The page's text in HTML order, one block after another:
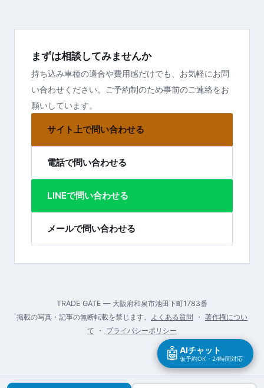
まずは相談してみませんか
持ち込み車種の適合や費用感だけでも、お気軽にお問
い合わせください。ご予約制のため事前のご連絡をお
願いしています。
サイト上で問い合わせる
電話で問い合わせる
LINEで問い合わせる
メールで問い合わせる
TRADE GATE — 大阪府和泉市池田下町1783番
掲載の写真・記事の無断転載を禁じます。
よくある質問 ・ 著作権につい
て ・ プライバシーポリシー
🤖 AIチャット
仮予約OK・24時間対応